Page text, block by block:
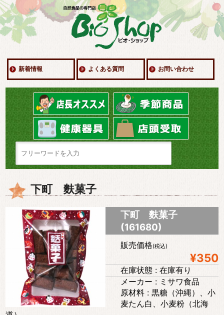
新着情報 よくある質問 お問い合わせ
下町 麩菓子
下町 麩菓子
(161680)
販売価格(税込)
¥350
在庫状態 : 在庫有り
メーカー : ミサワ食品
原材料 : 黒糖（沖縄）、小
麦たん白、小麦粉（北海